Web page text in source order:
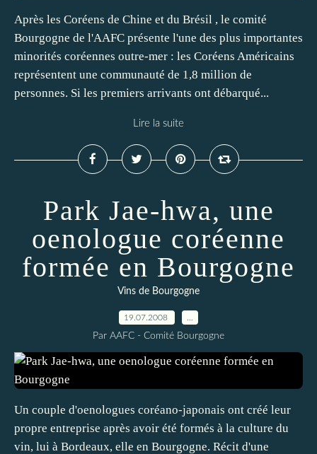
Après les Coréens de Chine et du Brésil , le comité
Bourgogne de l'AAFC présente l'une des plus importantes
minorités coréennes outre-mer : les Coréens Américains
représentent une communauté de 1,8 million de
personnes. Si les premiers arrivants ont débarqué...
Lire la suite
Park Jae-hwa, une
oenologue coréenne
formée en Bourgogne
Vins de Bourgogne
19.07.2008
Par AAFC - Comité Bourgogne
Un couple d'oenologues coréano-japonais ont créé leur
propre entreprise après avoir été formés à la culture du
vin, lui à Bordeaux, elle en Bourgogne. Récit d'une